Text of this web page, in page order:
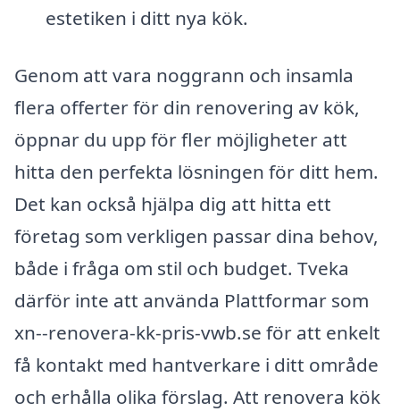
estetiken i ditt nya kök.
Genom att vara noggrann och insamla
flera offerter för din renovering av kök,
öppnar du upp för fler möjligheter att
hitta den perfekta lösningen för ditt hem.
Det kan också hjälpa dig att hitta ett
företag som verkligen passar dina behov,
både i fråga om stil och budget. Tveka
därför inte att använda Plattformar som
xn--renovera-kk-pris-vwb.se för att enkelt
få kontakt med hantverkare i ditt område
och erhålla olika förslag. Att renovera kök